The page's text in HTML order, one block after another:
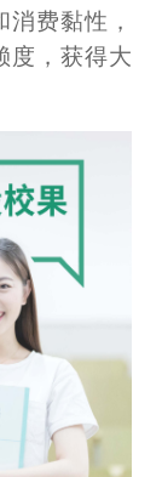
费黏性，
度，获得大